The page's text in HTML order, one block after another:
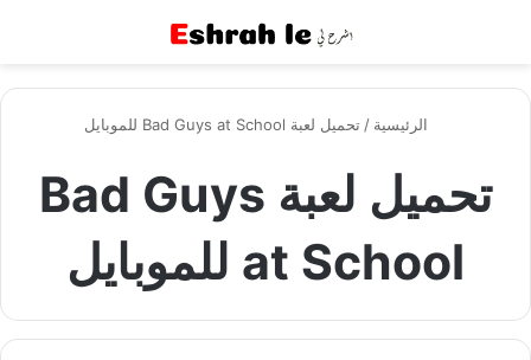
الرئيسية / تحميل لعبة Bad Guys at School للموبايل
تحميل لعبة Bad Guys
at School للموبايل